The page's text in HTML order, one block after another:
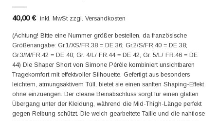
40,00€ inkl. MwSt zzgl. Versandkosten
(Achtung! Bitte eine Nummer größer bestellen, da französische
Größenangabe: Gr.1/XS/FR.38 = DE 36; Gr.2/S/FR.40 = DE 38;
Gr.3/M/FR.42 = DE 40; Gr. 4/L/ FR.44 = DE 42, Gr. 5/L/ FR.46 = DE
44) Die Shaper Short von Simone Pérèle kombiniert unsichtbaren
Tragekomfort mit effektvoller Silhouette. Gefertigt aus besonders
leichtem, atmungsaktivem Tüll, bietet sie einen sanften Shaping-Effekt
ohne einzuengen. Der cleane Beinabschluss sorgt für einen glatten
Übergang unter der Kleidung, während die Mid-Thigh-Länge perfekt
gegen Reibung schützt. Die weich gearbeitete Taille und die nahtlose